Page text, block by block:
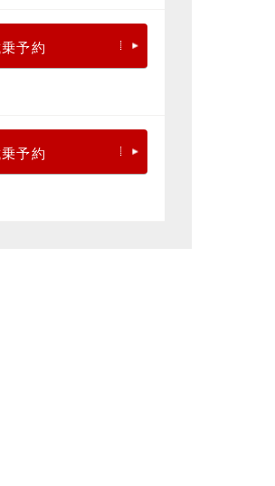
予約
予約